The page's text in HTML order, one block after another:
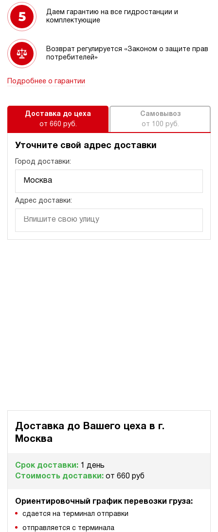
Даем гарантию на все гидростанции и
комплектующие
Возврат регулируется «Законом о защите прав
потребителей»
Подробнее о гарантии
Доставка до цеха
от 660 руб.
Самовывоз
от 100 руб.
Уточните свой адрес доставки
Город доставки:
Адрес доставки:
Доставка до Вашего цеха в г.
Москва
Срок доставки: 1 день
Стоимость доставки: от 660 руб
Ориентировочный график перевозки груза:
сдается на терминал отправки
отправляется с терминала